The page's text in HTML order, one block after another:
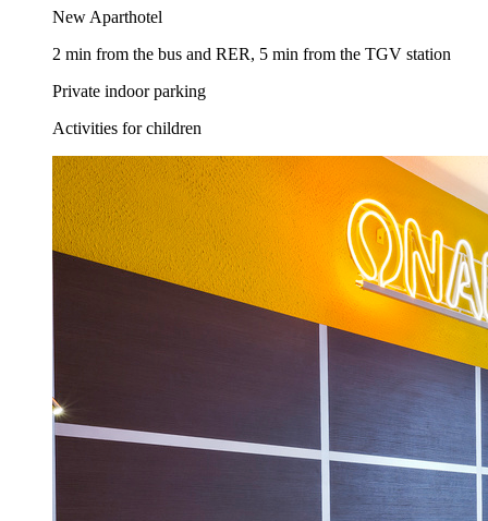
New Aparthotel
2 min from the bus and RER, 5 min from the TGV station
Private indoor parking
Activities for children